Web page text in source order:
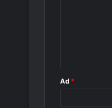
Ad *